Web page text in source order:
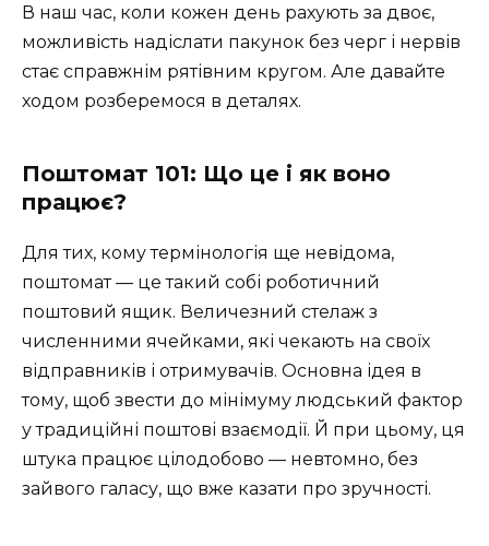
В наш час, коли кожен день рахують за двоє,
можливість надіслати пакунок без черг і нервів
стає справжнім рятівним кругом. Але давайте
ходом розберемося в деталях.
Поштомат 101: Що це і як воно
працює?
Для тих, кому термінологія ще невідома,
поштомат — це такий собі роботичний
поштовий ящик. Величезний стелаж з
численними ячейками, які чекають на своїх
відправників і отримувачів. Основна ідея в
тому, щоб звести до мінімуму людський фактор
у традиційні поштові взаємодії. Й при цьому, ця
штука працює цілодобово — невтомно, без
зайвого галасу, що вже казати про зручності.